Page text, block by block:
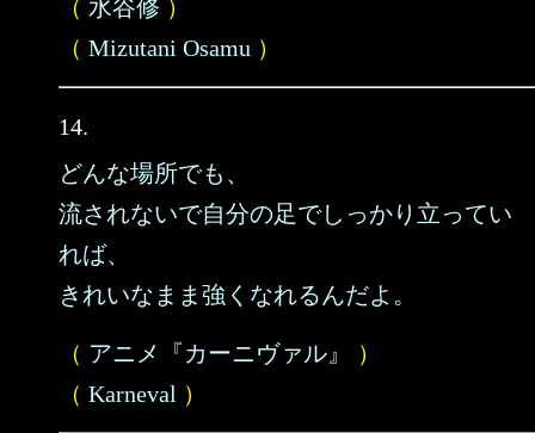
（ 水谷修 ）
（ Mizutani Osamu ）
14.
どんな場所でも、
流されないで自分の足でしっかり立ってい
れば、
きれいなまま強くなれるんだよ。
（ アニメ『カーニヴァル』
）
（ Karneval ）